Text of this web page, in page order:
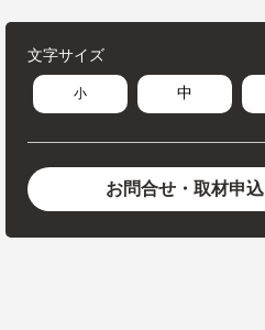
文字サイズ
小 中
お問合せ・取材申込